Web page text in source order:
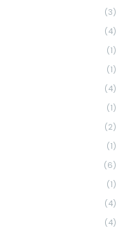
(3)
(4)
(1)
(1)
(4)
(1)
(2)
(1)
(6)
(1)
(4)
(4)